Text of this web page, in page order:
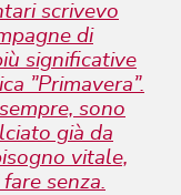
scrivevo
di
significative
”Primavera”.
sono
già da
vitale,
senza.